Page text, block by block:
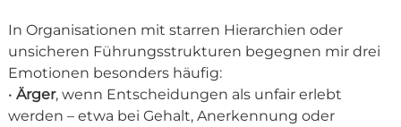
In Organisationen mit starren Hierarchien oder
unsicheren Führungsstrukturen begegnen mir drei
Emotionen besonders häufig:
• Ärger, wenn Entscheidungen als unfair erlebt
werden – etwa bei Gehalt, Anerkennung oder